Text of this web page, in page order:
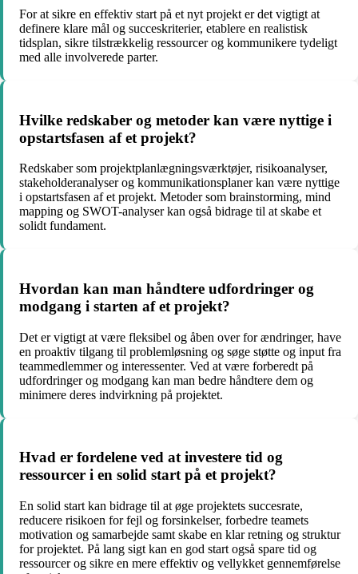
For at sikre en effektiv start på et nyt projekt er det vigtigt at
definere klare mål og succeskriterier, etablere en realistisk
tidsplan, sikre tilstrækkelig ressourcer og kommunikere tydeligt
med alle involverede parter.
Hvilke redskaber og metoder kan være nyttige i
opstartsfasen af et projekt?
Redskaber som projektplanlægningsværktøjer, risikoanalyser,
stakeholderanalyser og kommunikationsplaner kan være nyttige
i opstartsfasen af et projekt. Metoder som brainstorming, mind
mapping og SWOT-analyser kan også bidrage til at skabe et
solidt fundament.
Hvordan kan man håndtere udfordringer og
modgang i starten af et projekt?
Det er vigtigt at være fleksibel og åben over for ændringer, have
en proaktiv tilgang til problemløsning og søge støtte og input fra
teammedlemmer og interessenter. Ved at være forberedt på
udfordringer og modgang kan man bedre håndtere dem og
minimere deres indvirkning på projektet.
Hvad er fordelene ved at investere tid og
ressourcer i en solid start på et projekt?
En solid start kan bidrage til at øge projektets succesrate,
reducere risikoen for fejl og forsinkelser, forbedre teamets
motivation og samarbejde samt skabe en klar retning og struktur
for projektet. På lang sigt kan en god start også spare tid og
ressourcer og sikre en mere effektiv og vellykket gennemførelse